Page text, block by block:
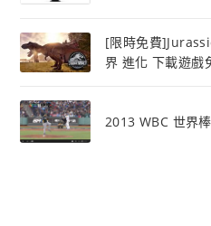
[限時免費
界 進化 下載遊戲
2013 WBC 世界